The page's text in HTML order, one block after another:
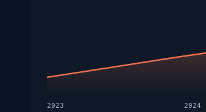
2023 2024